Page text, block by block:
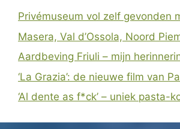
Privémuseum vol zelf gevonden
Masera, Val d’Ossola, Noord
Aardbeving Friuli – mijn
‘La Grazia’: de nieuwe film van
‘Al dente as f*ck’ – uniek pasta-